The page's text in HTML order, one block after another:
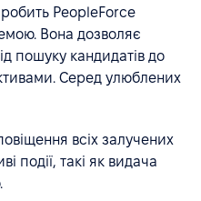
PeopleForce
Вона дозволяє
пошуку кандидатів до
Серед улюблених
всіх залучених
події, такі як видача